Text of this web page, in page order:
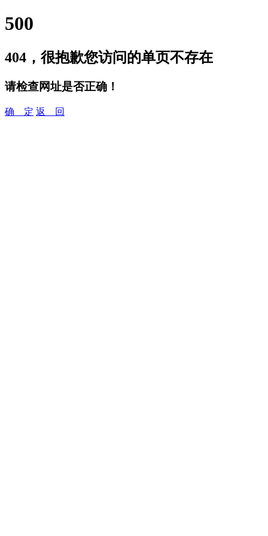
500
404，很抱歉您访问的单页不存在
请检查网址是否正确！
确 定 返 回